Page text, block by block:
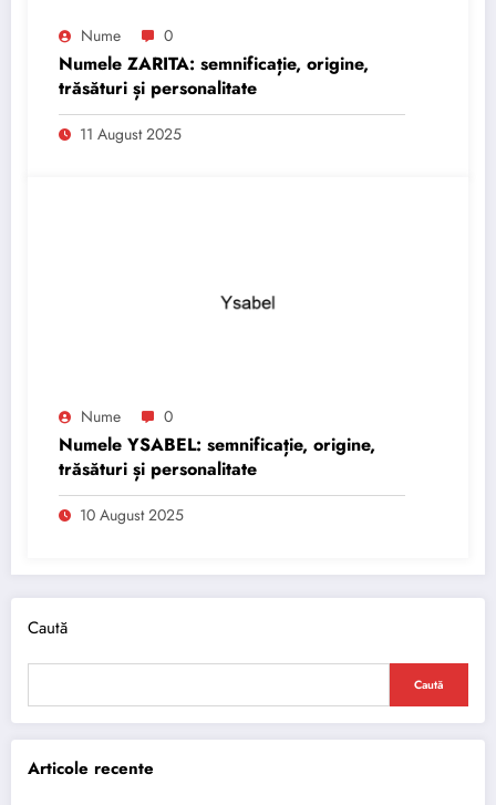
Nume 0
Numele ZARITA: semnificație, origine,
trăsături și personalitate
11 August 2025
Nume 0
Numele YSABEL: semnificație, origine,
trăsături și personalitate
10 August 2025
Caută
Caută
Articole recente